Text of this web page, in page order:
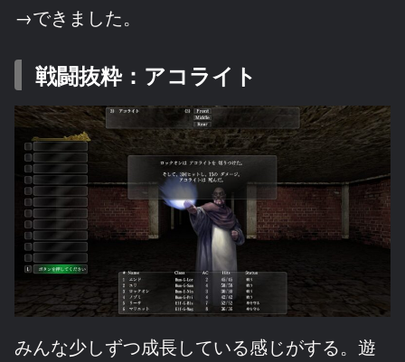
→できました。
戦闘抜粋：アコライト
みんな少しずつ成長している感じがする。遊